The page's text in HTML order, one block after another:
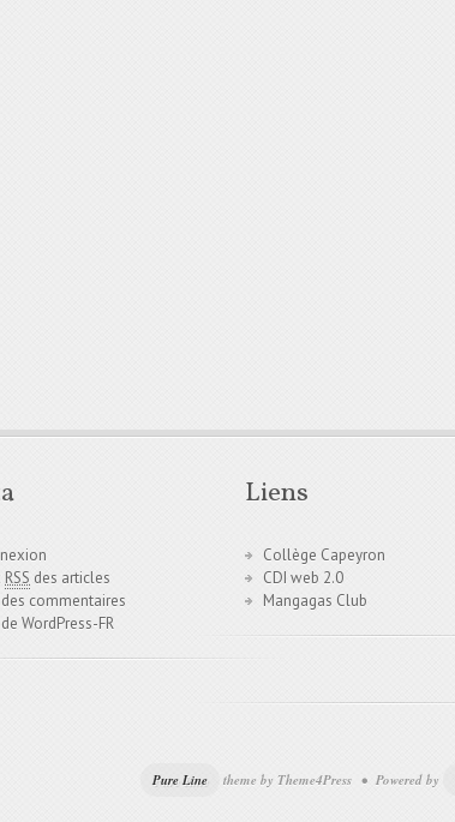
RSS des articles
des commentaires
WordPress-FR
Liens
Collège Capeyron
CDI web 2.0
Mangagas Club
Pure Line theme by Theme4Press • Powered by